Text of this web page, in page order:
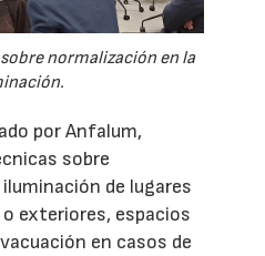
normalización en la
por Anfalum,
sobre
de lugares
exteriores, espacios
en casos de